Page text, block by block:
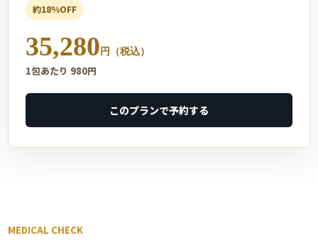
約18%OFF
35,280 円（税込）
1包あたり 980円
このプランで予約する
MEDICAL CHECK